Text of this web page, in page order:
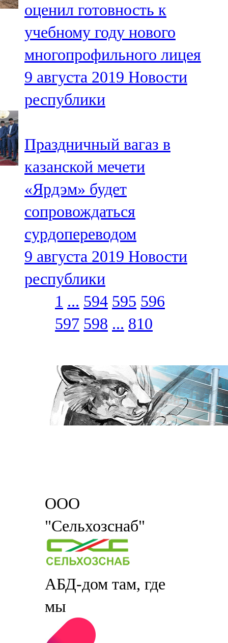
оценил готовность к
учебному году нового
многопрофильного лицея
9 августа 2019 Новости
республики
Праздничный вагаз в
казанской мечети
«Ярдэм» будет
сопровождаться
сурдопереводом
9 августа 2019 Новости
республики
1 ... 594 595 596
597 598 ... 810
ООО
"Сельхозснаб"
АБД-дом там, где
мы